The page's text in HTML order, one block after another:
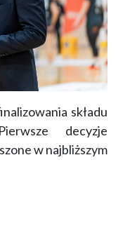
składu
decyzje
w najbliższym